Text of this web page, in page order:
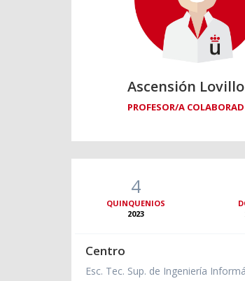
Ascensión
PROFESOR/A
4
QUINQUENIOS
2023
Centro
Esc. Tec. Sup. de Ingeniería